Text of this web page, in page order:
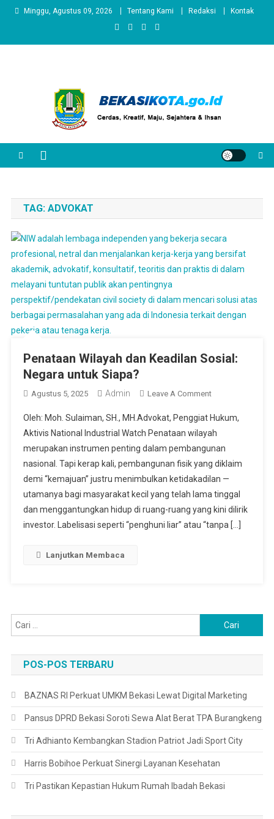
Skip
Minggu, Agustus 09, 2026 Tentang Kami Redaksi Kontak
TAG: ADVOKAT
Penataan Wilayah dan Keadilan Sosial:
Negara untuk Siapa?
Agustus 5, 2025 Admin Leave A CommentOn
Wilayah
Dan
Keadilan
Sosial:
Negara
Untuk
Siapa?
Oleh: Moh. Sulaiman, SH., MH.Advokat, Penggiat Hukum,
Aktivis National Industrial Watch Penataan wilayah
merupakan instrumen penting dalam pembangunan
nasional. Tapi kerap kali, pembangunan fisik yang diklaim
demi “kemajuan” justru menimbulkan ketidakadilan —
utamanya bagi masyarakat kecil yang telah lama tinggal
dan menggantungkan hidup di ruang-ruang yang kini dilirik
investor. Labelisasi seperti “penghuni liar” atau “tanpa […]
Lanjutkan Membaca
untuk:
POS-POS TERBARU
BAZNAS RI Perkuat UMKM Bekasi Lewat Digital Marketing
Pansus DPRD Bekasi Soroti Sewa Alat Berat TPA Burangkeng
Tri Adhianto Kembangkan Stadion Patriot Jadi Sport City
Harris Bobihoe Perkuat Sinergi Layanan Kesehatan
Tri Pastikan Kepastian Hukum Rumah Ibadah Bekasi